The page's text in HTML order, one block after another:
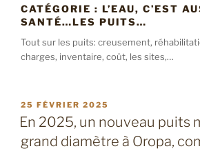
CATÉGORIE : L’EAU, C’EST
SANTÉ…LES PUITS…
Tout sur les puits: creusement,
charges, inventaire, coût, les sites,…
PUBLIÉ
LE
25 FÉVRIER 2025
En 2025, un nouveau puits
grand diamètre à Oropa,